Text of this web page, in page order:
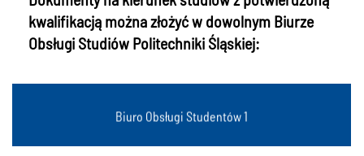
kwalifikacją można złożyć w dowolnym Biurze
Obsługi Studiów Politechniki Śląskiej:
Biuro Obsługi Studentów 1
Gliwice, ul. Konarskiego 18